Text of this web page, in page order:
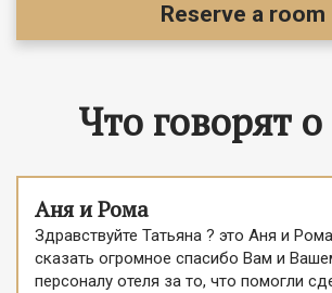
Reserve a room
Что говорят о
Аня и Рома
Здравствуйте Татьяна ? это Аня и
сказать огромное спасибо Вам и
персоналу отеля за то, что помогли